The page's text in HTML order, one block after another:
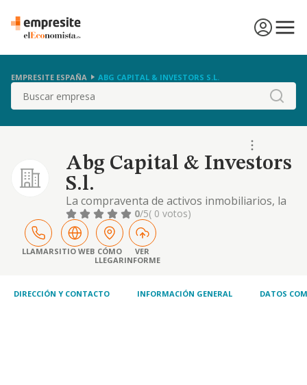
EMPRESITE ESPAÑA ABG CAPITAL & INVESTORS S.L.
Buscar
Abg Capital & Investors
S.l.
La compraventa de activos inmobiliarios, la
intermediacion inmobiliaria y el
arrendamiento de bienes inmuebles, por
cuenta propia o ajena
0/5( 0 votos)
LLAMARSITIO WEB CÓMO
LLEGAR
VER
INFORME
DIRECCIÓN Y CONTACTO INFORMACIÓN GENERAL DATOS